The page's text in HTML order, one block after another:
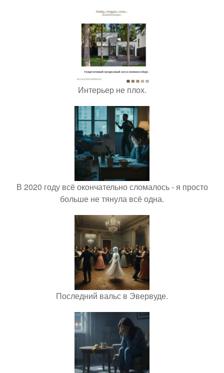
Интерьер не плох.
В 2020 году всё окончательно сломалось - я просто
больше не тянула всё одна.
Последний вальс в Эвервуде.